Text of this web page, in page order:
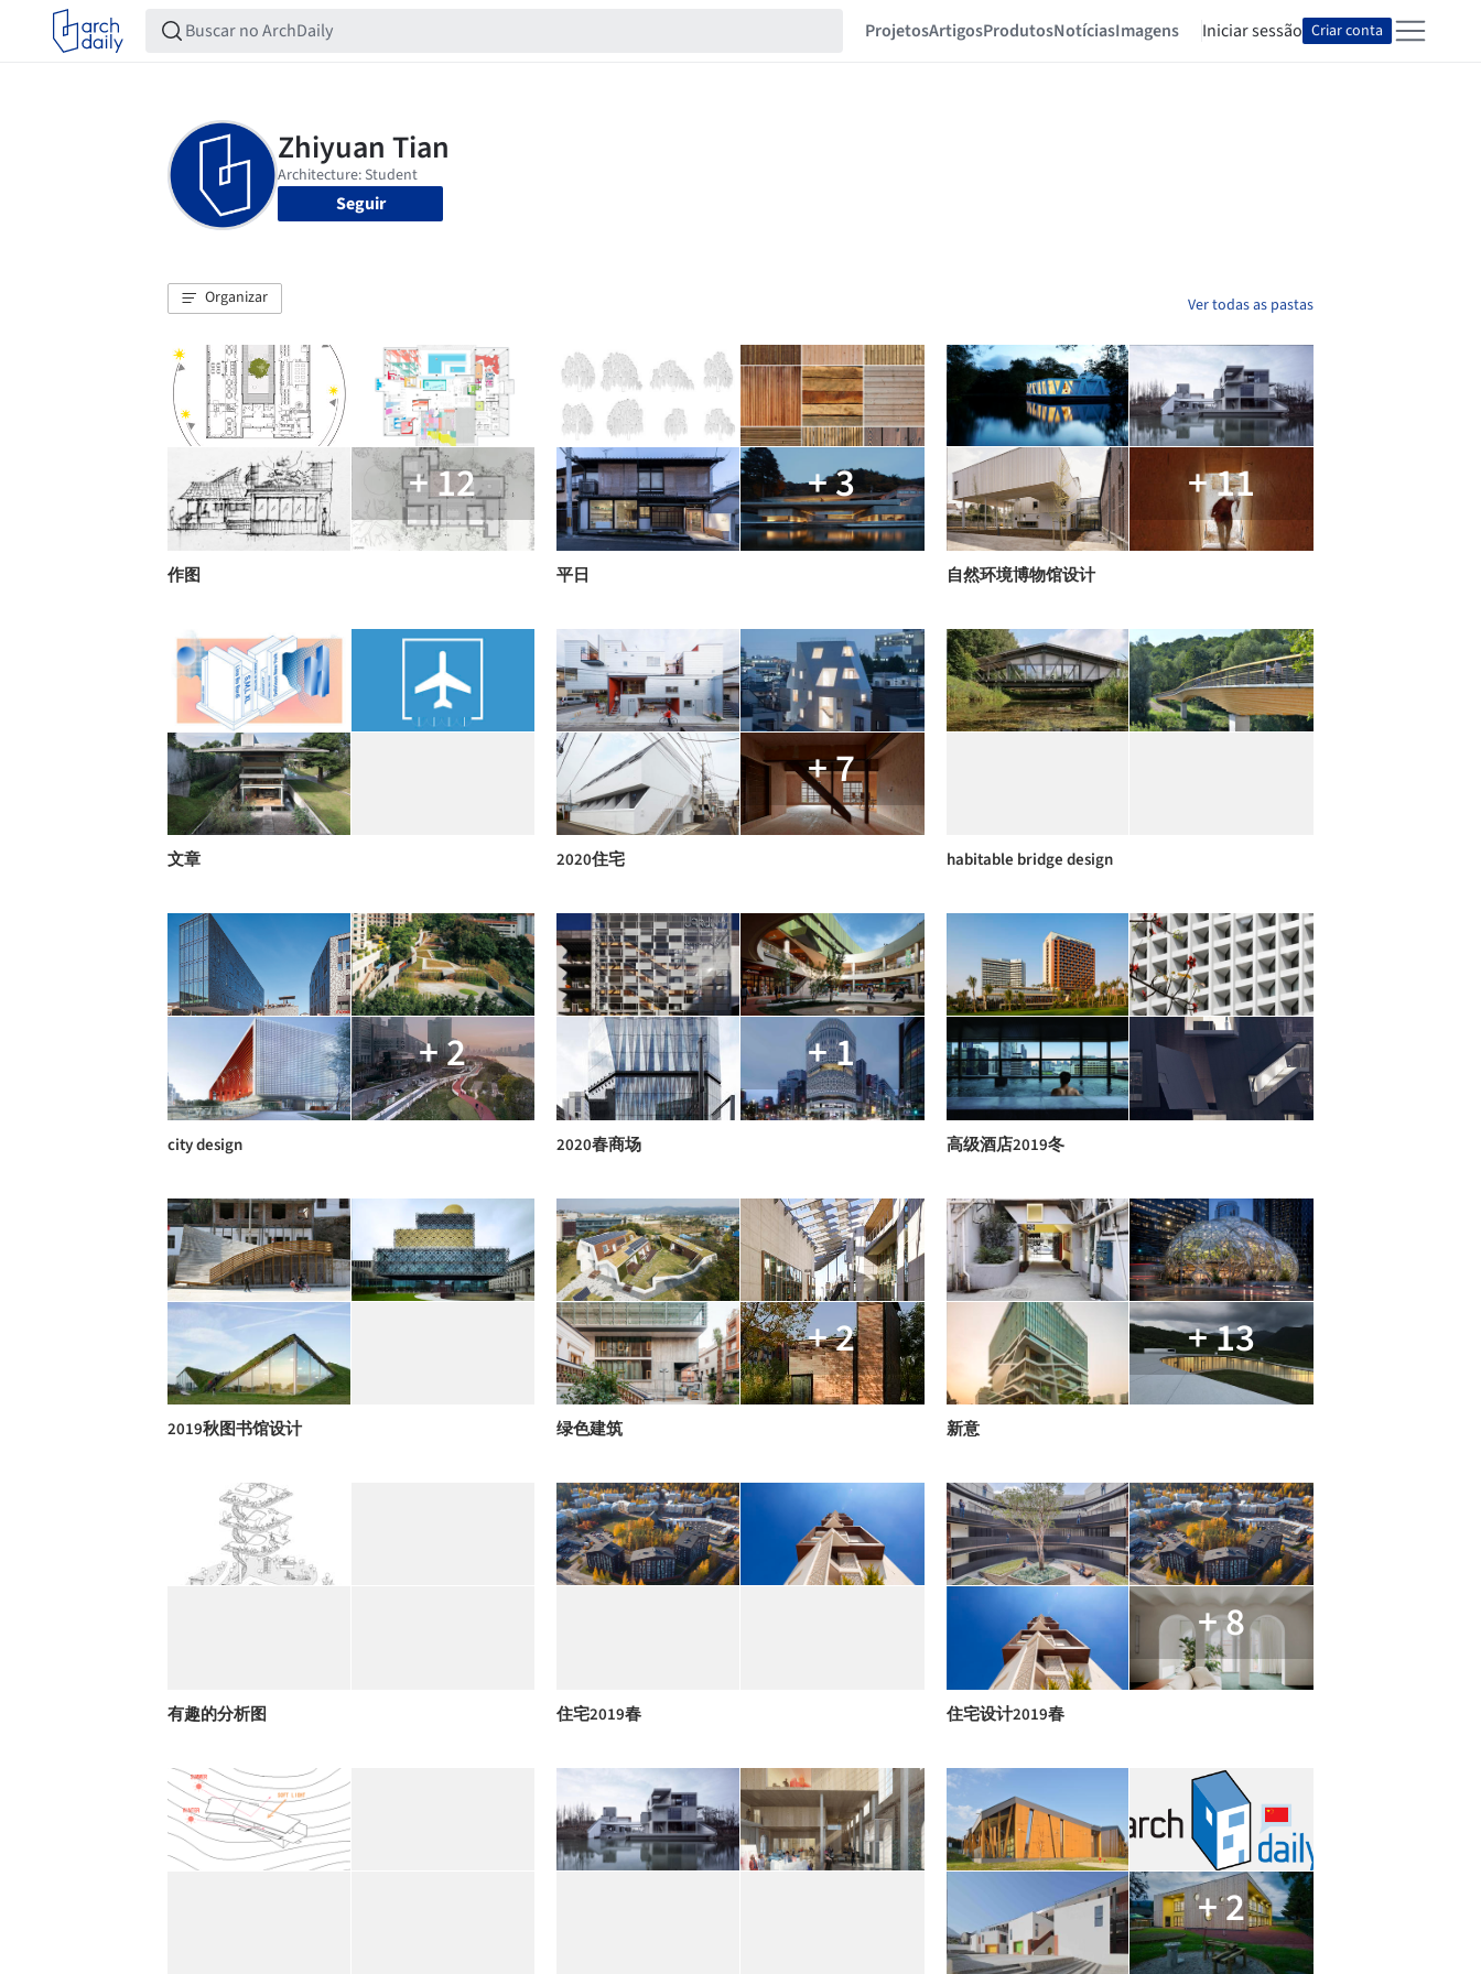
ProjetosArtigosProdutosNotíciasImagens Iniciar sessão Criar conta
Seguir
Organizar Ver todas as pastas
+ 12
作图
+ 3
平日
+ 11
自然环境博物馆设计
文章
+ 7
2020住宅 habitable bridge design
+ 2
city design
+ 1
2020春商场 高级酒店2019冬
2019秋图书馆设计
+ 2
绿色建筑
+ 13
新意
有趣的分析图 住宅2019春
+ 8
住宅设计2019春
+ 2